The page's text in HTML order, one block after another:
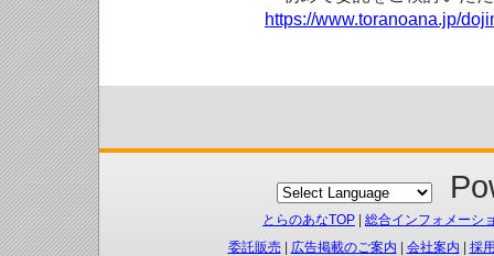
https://www.toranoana.jp/
とらのあなTOP
総合インフォメーシ
委託販売| 広告掲載のご案内 会社案内 採